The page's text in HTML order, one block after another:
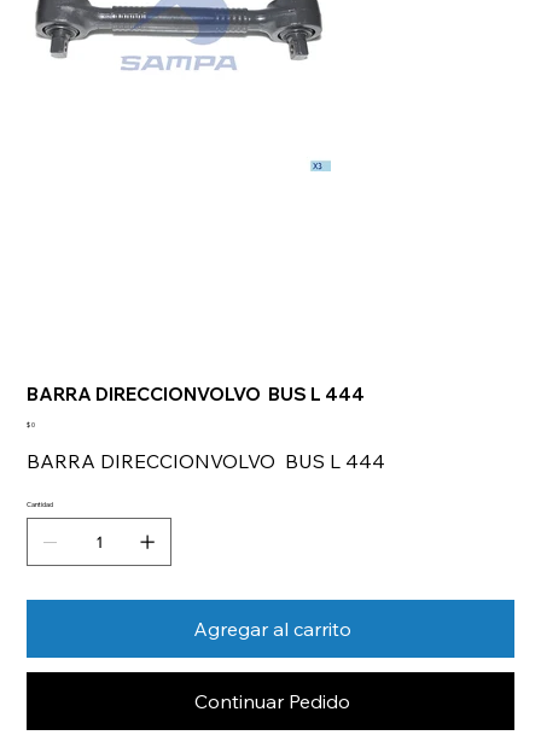
BARRA DIRECCIONVOLVO BUS L 444
Precio
$ 0
BARRA DIRECCIONVOLVO BUS L 444
Cantidad
Agregar al carrito
Continuar Pedido